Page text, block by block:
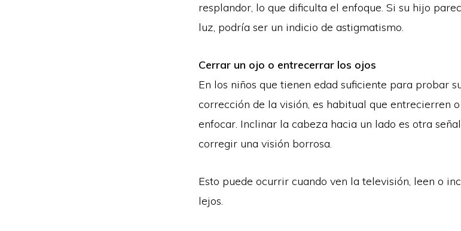
resplandor, lo que dificulta el enfoque. Si su hijo
luz, podría ser un indicio de astigmatismo.
Cerrar un ojo o entrecerrar los ojos
En los niños que tienen edad suficiente para probar
corrección de la visión, es habitual que entrecierren
enfocar. Inclinar la cabeza hacia un lado es otra
corregir una visión borrosa.
Esto puede ocurrir cuando ven la televisión, leen o
lejos.